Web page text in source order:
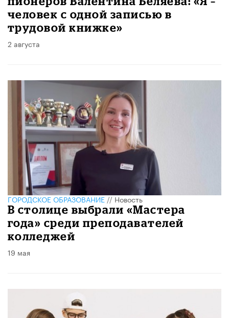
человек с одной записью в
трудовой книжке»
2 августа
ГОРОДСКОЕ ОБРАЗОВАНИЕ//Новость
В столице выбрали «Мастера
года» среди преподавателей
колледжей
19 мая